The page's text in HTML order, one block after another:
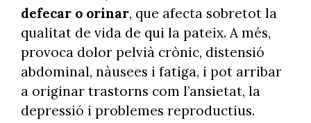
defecar o orinar, que afecta sobretot la
qualitat de vida de qui la pateix. A més,
provoca dolor pelvià crònic, distensió
abdominal, nàusees i fatiga, i pot arribar
a originar trastorns com l’ansietat, la
depressió i problemes reproductius.